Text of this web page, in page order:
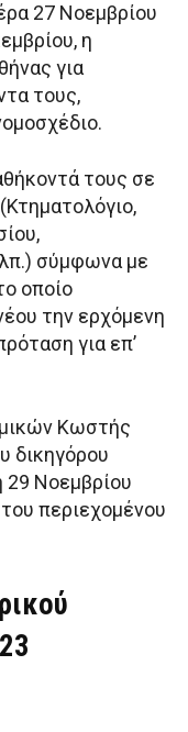
27 Νοεμβρίου
η
για
τους,
τους σε
σύμφωνα με
οποίο
την ερχόμενη
για επ’
Κωστής
δικηγόρου
29 Νοεμβρίου
περιεχομένου